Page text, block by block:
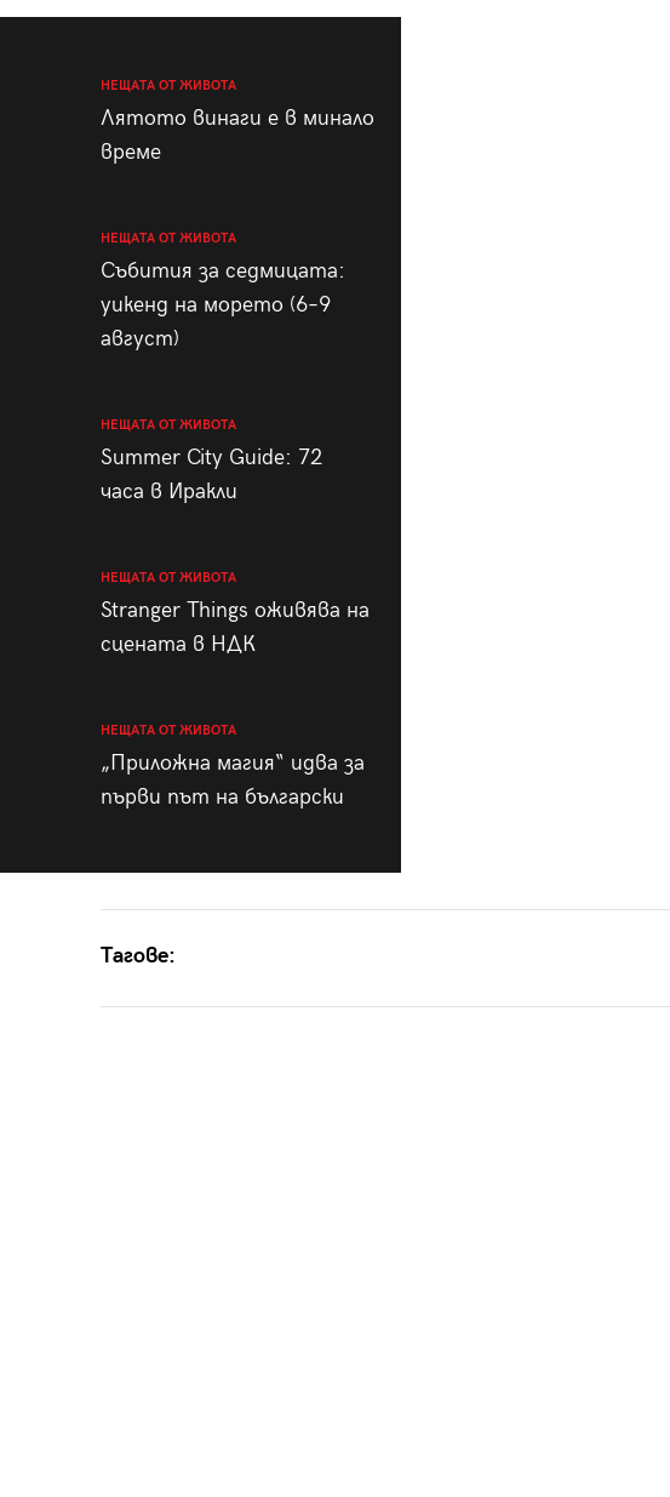
НЕЩАТА ОТ ЖИВОТА
Лятото винаги е в минало
време
НЕЩАТА ОТ ЖИВОТА
Събития за седмицата:
уикенд на морето (6–9
август)
НЕЩАТА ОТ ЖИВОТА
Summer City Guide: 72
часа в Иракли
НЕЩАТА ОТ ЖИВОТА
Stranger Things оживява на
сцената в НДК
НЕЩАТА ОТ ЖИВОТА
„Приложна магия“ идва за
първи път на български
Тагове: